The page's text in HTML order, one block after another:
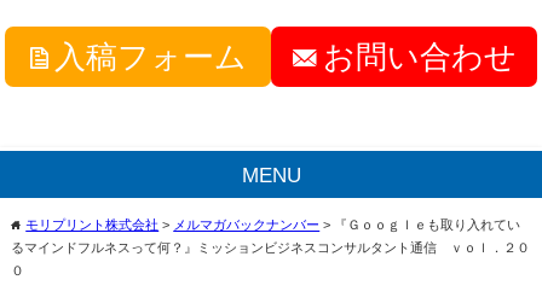
入稿フォーム お問い合わせ
MENU
homeモリプリント株式会社 > メルマガバックナンバー >
『Ｇｏｏｇｌｅも取り入れてい
るマインドフルネスって何？』ミッションビジネスコンサルタント通信 ｖｏｌ．２０
０